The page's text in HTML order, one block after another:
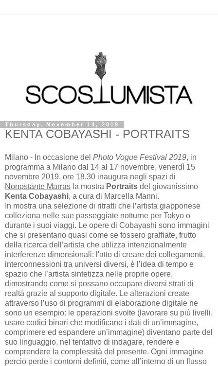
Thursday, November 14, 2019
KENTA COBAYASHI - PORTRAITS
Milano - In occasione del Photo Vogue Festival 2019, in
programma a Milano dal 14 al 17 novembre, venerdì 15
novembre 2019, ore 18.30 inaugura negli spazi di
Nonostante Marras la mostra Portraits del giovanissimo
Kenta Cobayashi, a cura di Marcella Manni.
In mostra una selezione di ritratti che l’artista giapponese
colleziona nelle sue passeggiate notturne per Tokyo o
durante i suoi viaggi. Le opere di Cobayashi sono immagini
che si presentano quasi come se fossero graffiate, frutto
della ricerca dell’artista che utilizza intenzionalmente
interferenze dimensionali: l'atto di creare dei collegamenti,
interconnessioni tra universi diversi, è l’idea di tempo e
spazio che l’artista sintetizza nelle proprie opere,
dimostrando come si possano occupare diversi strati di
realtà grazie al supporto digitale. Le alterazioni create
attraverso l’uso di programmi di elaborazione digitale ne
sono un esempio: le operazioni svolte (lavorare su più livelli,
usare codici binari che modificano i dati di un’immagine,
comprimere ed espandere un’immagine) diventano parte del
suo linguaggio, nel tentativo di indagare, rendere e
comprendere la complessità del presente. Ogni immagine
perciò perde i contorni definiti, come all’interno di un flusso